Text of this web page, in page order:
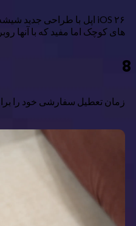
های کوچک اما مفید که با آنها
8
زمان تعطیل سفارشی خود را